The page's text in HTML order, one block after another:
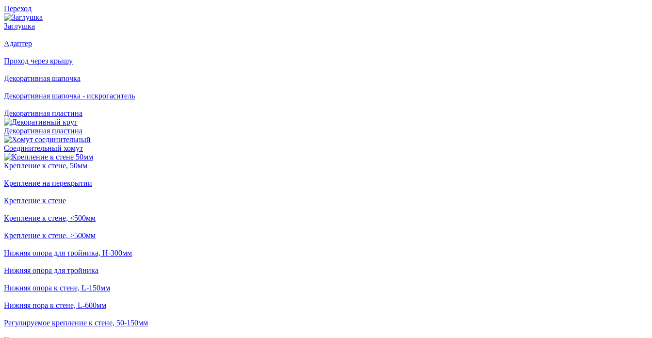
Переход
Заглушка
Адаптер
Проход через крышу
Декоративная шапочка
Декоративная шапочка - искрогаситель
Декоративная пластина
Декоративная пластина
Соединительный хомут
Крепление к стене, 50мм
Крепление на перекрытии
Крепление к стене
Крепление к стене, <500мм
Крепление к стене, >500мм
Нижняя опора для тройника, H-300мм
Нижняя опора для тройника
Нижняя опора к стене, L-150мм
Нижняя пора к стене, L-600мм
Регулируемое крепление к стене, 50-150мм